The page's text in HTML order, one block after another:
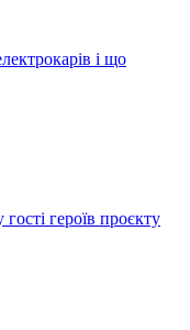
і що
героїв проєкту